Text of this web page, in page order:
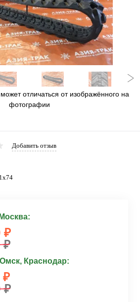
отличаться от изображённого на
фотографии
Добавить отзыв
₽
₽
Краснодар:
₽
₽